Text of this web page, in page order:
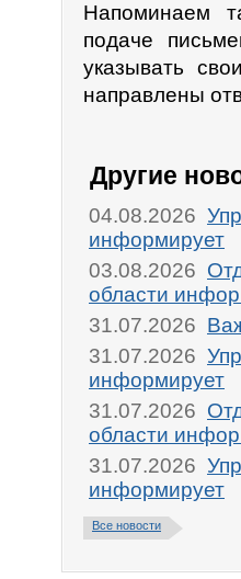
Напоминаем
подаче
указывать
направлены
Другие
04.08.2026
информирует
03.08.2026
области
31.07.2026
31.07.2026
информирует
31.07.2026
области
31.07.2026
информирует
Все новости